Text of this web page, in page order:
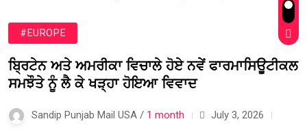
#EUROPE
ਬ੍ਰਿਟੇਨ ਅਤੇ ਅਮਰੀਕਾ ਵਿਚਾਲੇ ਹੋਏ ਨਵੇਂ ਫਾਰਮਾਸਿਊਟੀਕਲ
ਸਮਝੌਤੇ ਨੂੰ ਲੈ ਕੇ ਖੜ੍ਹਾ ਹੋਇਆ ਵਿਵਾਦ
Sandip Punjab Mail USA / 1 month
July 3, 2026